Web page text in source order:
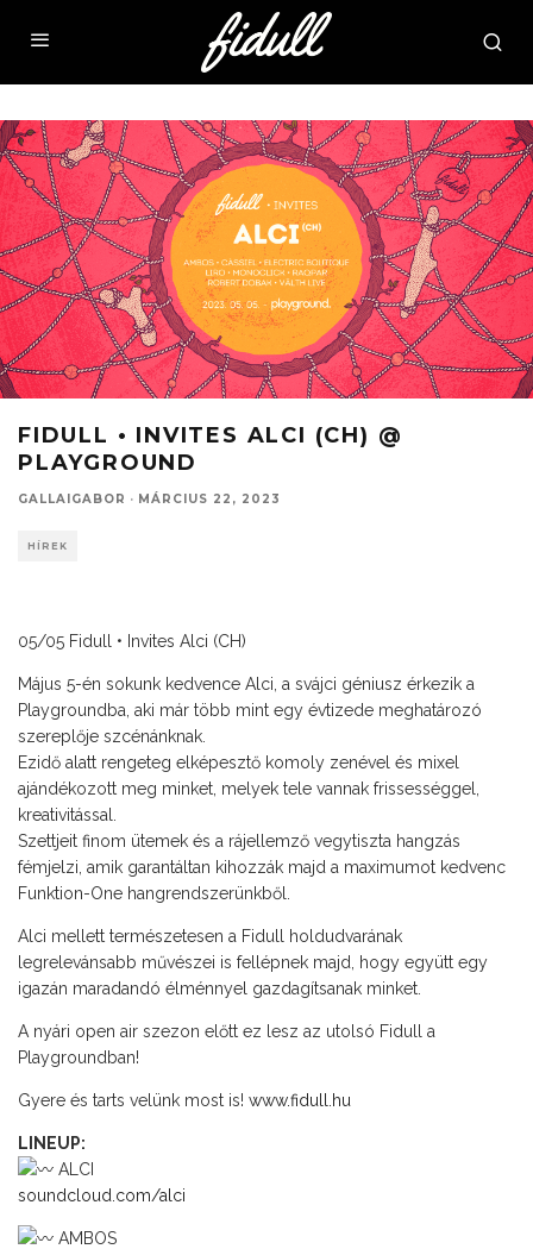
FIDULL • INVITES ALCI (CH) @
PLAYGROUND
GALLAIGABOR · MÁRCIUS 22, 2023
HÍREK
05/05 Fidull • Invites Alci (CH)
Május 5-én sokunk kedvence Alci, a svájci géniusz érkezik a
Playgroundba, aki már több mint egy évtizede meghatározó
szereplője szcénánknak.
Ezidő alatt rengeteg elképesztő komoly zenével és mixel
ajándékozott meg minket, melyek tele vannak frissességgel,
kreativitással.
Szettjeit finom ütemek és a rájellemző vegytiszta hangzás
fémjelzi, amik garantáltan kihozzák majd a maximumot kedvenc
Funktion-One hangrendszerünkből.
Alci mellett természetesen a Fidull holdudvarának
legrelevánsabb művészei is fellépnek majd, hogy együtt egy
igazán maradandó élménnyel gazdagítsanak minket.
A nyári open air szezon előtt ez lesz az utolsó Fidull a
Playgroundban!
Gyere és tarts velünk most is! www.fidull.hu
LINEUP:
ALCI
soundcloud.com/alci
AMBOS